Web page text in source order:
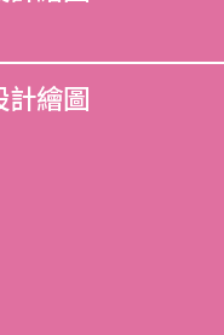
計繪圖